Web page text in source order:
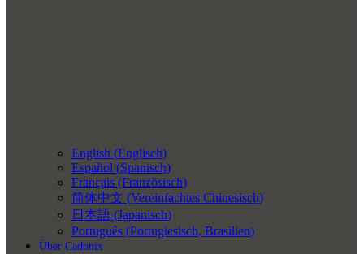
English (Englisch)
Español (Spanisch)
Français (Französisch)
简体中文 (Vereinfachtes Chinesisch)
日本語 (Japanisch)
Português (Portugiesisch, Brasilien)
Über Cadonix